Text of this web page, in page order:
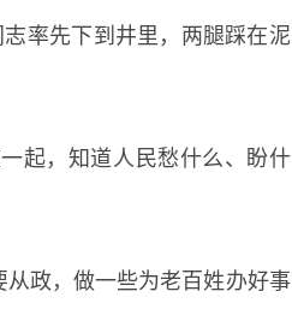
率先下到井里，两腿踩在泥
起，知道人民愁什么、盼什
政，做一些为老百姓办好事